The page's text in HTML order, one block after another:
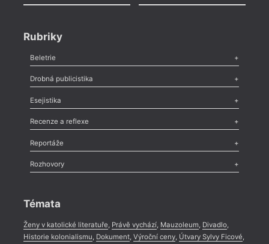
Rubriky
Beletrie
Poezie,Próza,Dokumenty
Drobná publicistika
Odlesk
Nekrolog,Glosa,Sloupek,Pozvánka,Literární soutěž,
Esejistika
Esej ,Pádlo,Úvaha
Recenze a reflexe
Recenze
Méně slov o próze,Celá rubrika
Reportáže
Literární zítřky
Celá rubrika
Rozhovory
Témata
Ženy v katolické literatuře, Právě vychází, Mauzoleum, Divadlo,
Historie kolonialismu, Dokument, Výroční ceny, Útvary Sylvy Ficové,